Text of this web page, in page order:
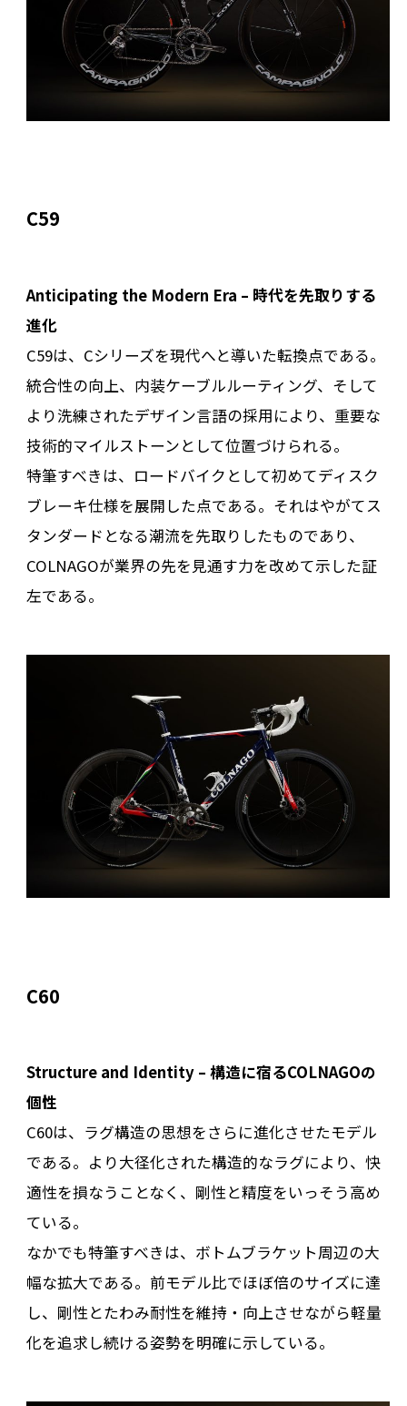
C59
Anticipating the Modern Era – 時代を先取りする
進化
C59は、Cシリーズを現代へと導いた転換点である。
統合性の向上、内装ケーブルルーティング、そして
より洗練されたデザイン言語の採用により、重要な
技術的マイルストーンとして位置づけられる。
特筆すべきは、ロードバイクとして初めてディスク
ブレーキ仕様を展開した点である。それはやがてス
タンダードとなる潮流を先取りしたものであり、
COLNAGOが業界の先を見通す力を改めて示した証
左である。
C60
Structure and Identity – 構造に宿るCOLNAGOの
個性
C60は、ラグ構造の思想をさらに進化させたモデル
である。より大径化された構造的なラグにより、快
適性を損なうことなく、剛性と精度をいっそう高め
ている。
なかでも特筆すべきは、ボトムブラケット周辺の大
幅な拡大である。前モデル比でほぼ倍のサイズに達
し、剛性とたわみ耐性を維持・向上させながら軽量
化を追求し続ける姿勢を明確に示している。